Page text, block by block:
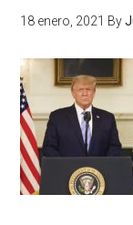
18 enero, 2021 By